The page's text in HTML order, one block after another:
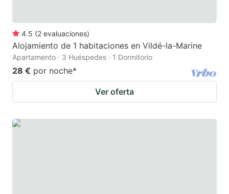
4.5 (2 evaluaciones)
Alojamiento de 1 habitaciones en Vildé-la-Marine
Apartamento · 3 Huéspedes · 1 Dormitorio
28 € por noche*
Ver oferta